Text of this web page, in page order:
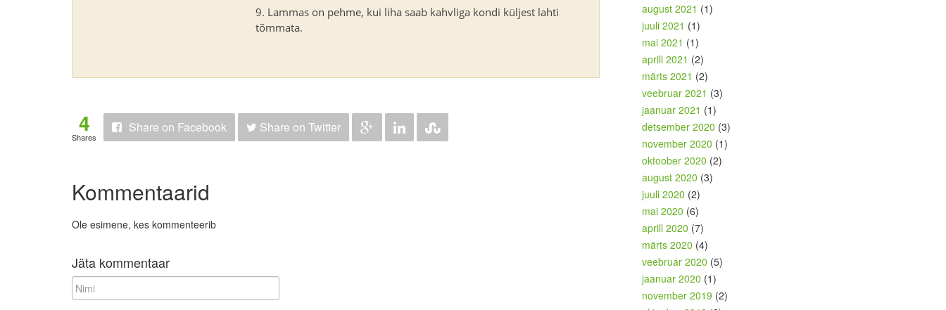
Lammas on pehme, kui liha saab kahvliga kondi küljest lahti
tõmmata.
4
Shares
Share on Facebook Share on Twitter
Kommentaarid
Ole esimene, kes kommenteerib
Jäta kommentaar
august 2021 (1)
juuli 2021 (1)
mai 2021 (1)
aprill 2021 (2)
märts 2021 (2)
veebruar 2021 (3)
jaanuar 2021 (1)
detsember 2020 (3)
november 2020 (1)
oktoober 2020 (2)
august 2020 (3)
juuli 2020 (2)
mai 2020 (6)
aprill 2020 (7)
märts 2020 (4)
veebruar 2020 (5)
jaanuar 2020 (1)
november 2019 (2)